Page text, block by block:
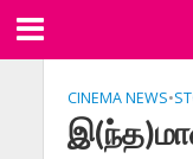
CINEMA NEWS•